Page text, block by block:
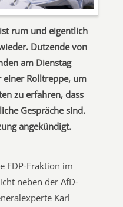
rum und eigentlich
Dutzende von
am Dienstag
einer Rolltreppe, um
zu erfahren, dass
Gespräche sind.
angekündigt.
FDP-Fraktion im
neben der AfD-
Karl